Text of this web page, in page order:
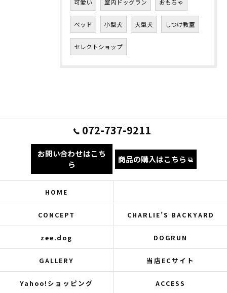
可愛い 室内ドッグラン おもちゃ
ベッド 小型犬 大型犬 しつけ教室
セレクトショップ
072-737-9211
お問い合わせはこち
ら
商品の購入はこちら
HOME
CONCEPT CHARLIE’S BACKYARD
zee.dog DOGRUN
GALLERY 当店ECサイト
Yahoo!ショッピング ACCESS